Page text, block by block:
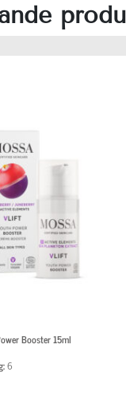
Booster 15ml
6